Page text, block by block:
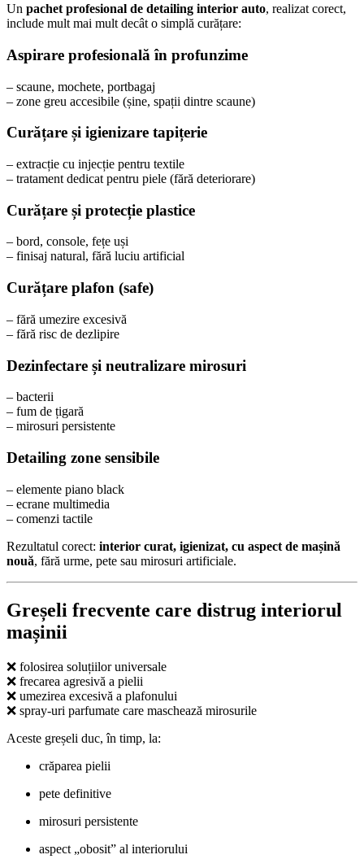
Un pachet profesional de detailing interior auto, realizat corect,
include mult mai mult decât o simplă curățare:
Aspirare profesională în profunzime
– scaune, mochete, portbagaj
– zone greu accesibile (șine, spații dintre scaune)
Curățare și igienizare tapițerie
– extracție cu injecție pentru textile
– tratament dedicat pentru piele (fără deteriorare)
Curățare și protecție plastice
– bord, console, fețe uși
– finisaj natural, fără luciu artificial
Curățare plafon (safe)
– fără umezire excesivă
– fără risc de dezlipire
Dezinfectare și neutralizare mirosuri
– bacterii
– fum de țigară
– mirosuri persistente
Detailing zone sensibile
– elemente piano black
– ecrane multimedia
– comenzi tactile
Rezultatul corect: interior curat, igienizat, cu aspect de mașină
nouă, fără urme, pete sau mirosuri artificiale.
Greșeli frecvente care distrug interiorul
mașinii
❌ folosirea soluțiilor universale
❌ frecarea agresivă a pielii
❌ umezirea excesivă a plafonului
❌ spray-uri parfumate care maschează mirosurile
Aceste greșeli duc, în timp, la:
crăparea pielii
pete definitive
mirosuri persistente
aspect „obosit” al interiorului